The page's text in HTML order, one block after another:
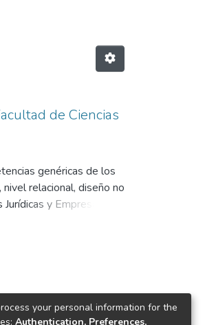
de Ciencias
genéricas de los
relacional, diseño no
y Empresariales
actitud hacia el
your personal information for the
Authentication, Preferences,